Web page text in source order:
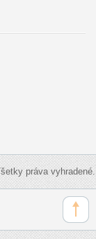
práva vyhradené.